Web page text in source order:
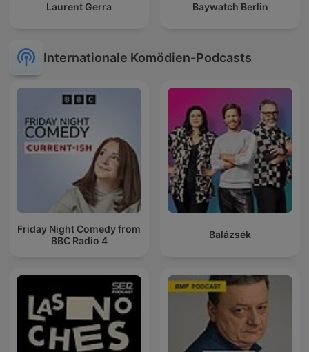
Laurent Gerra Baywatch Berlin
Internationale Komödien-Podcasts
Friday Night Comedy from
BBC Radio 4
Balázsék